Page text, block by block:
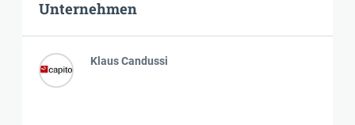
Unternehmen
Klaus Candussi